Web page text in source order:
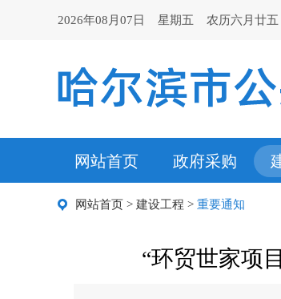
2026年08月07日 星期五 农历六月廿五
网站首页 政府采购
网站首页 > 建设工程 > 重要通知
“环贸世家项